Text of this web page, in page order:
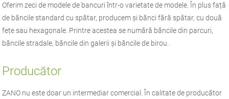
Oferim zeci de modele de bancuri într-o varietate de modele. În plus față
de băncile standard cu spătar, producem și bănci fără spătar, cu două
fețe sau hexagonale. Printre acestea se numără băncile din parcuri,
băncile stradale, băncile din galerii și băncile de birou.
Producător
ZANO nu este doar un intermediar comercial. În calitate de producător